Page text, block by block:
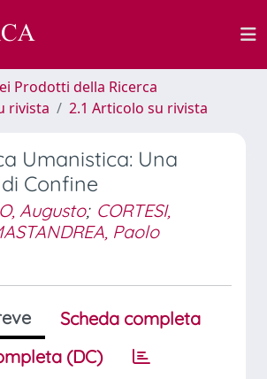
Prodotti della Ricerca
rivista
2.1 Articolo su rivista
Umanistica: Una
Confine
Augusto; CORTESI,
Paolo
Scheda completa
(DC)